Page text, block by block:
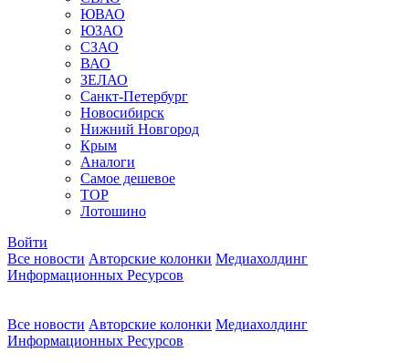
ЮВАО
ЮЗАО
СЗАО
ВАО
ЗЕЛАО
Санкт-Петербург
Новосибирск
Нижний Новгород
Крым
Аналоги
Самое дешевое
TOP
Лотошино
Войти
Все новости Авторские колонки Медиахолдинг
Информационных Ресурсов
Все новости Авторские колонки Медиахолдинг
Информационных Ресурсов